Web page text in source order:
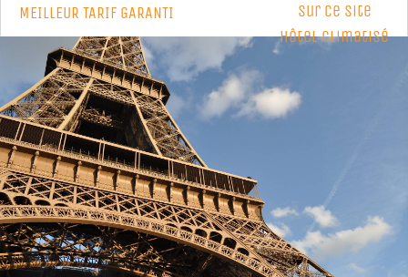
MEILLEUR TARIF GARANTI
sur ce site
Hôtel Climatisé